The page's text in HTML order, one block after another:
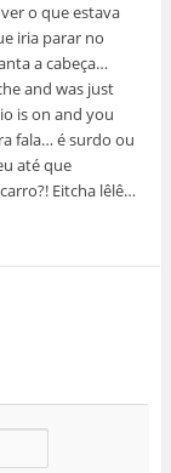
o que estava
iria parar no
a cabeça…
and was just
is on and you
fala… é surdo ou
até que
Eitcha lêlê…